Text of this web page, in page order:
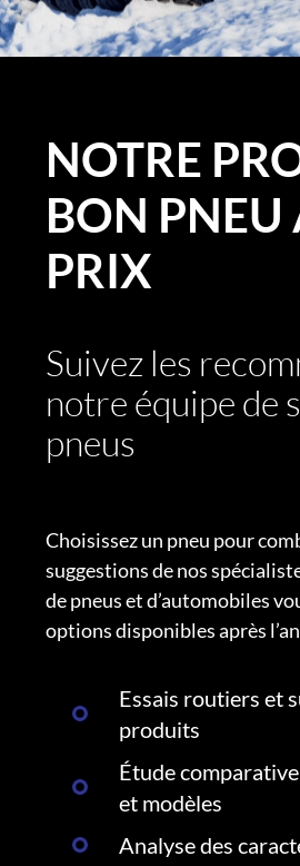
NOTRE
BON PNEU
PRIX
Suivez les
notre équipe de
pneus
Choisissez un pneu pour
suggestions de nos
de pneus et d’automobiles
options disponibles après
Essais routiers et
produits
Étude
et modèles
Analyse des